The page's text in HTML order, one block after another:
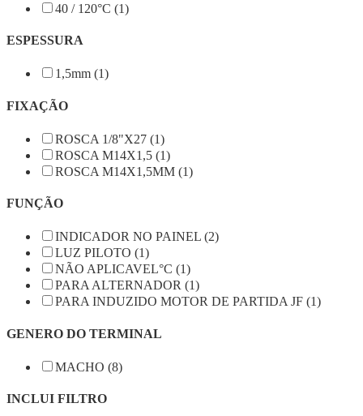
40 / 120°C (1)
ESPESSURA
1,5mm (1)
FIXAÇÃO
ROSCA 1/8"X27 (1)
ROSCA M14X1,5 (1)
ROSCA M14X1,5MM (1)
FUNÇÃO
INDICADOR NO PAINEL (2)
LUZ PILOTO (1)
NÃO APLICAVEL°C (1)
PARA ALTERNADOR (1)
PARA INDUZIDO MOTOR DE PARTIDA JF (1)
GENERO DO TERMINAL
MACHO (8)
INCLUI FILTRO